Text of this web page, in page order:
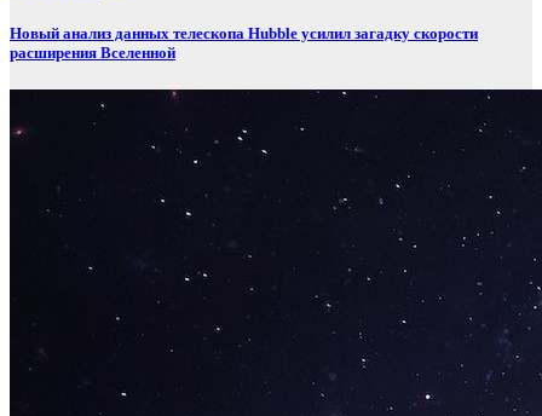
Новый анализ данных телескопа Hubble усилил загадку скорости
расширения Вселенной